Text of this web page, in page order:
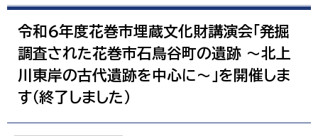
令和6年度花巻市埋蔵文化財講演会「発掘
調査された花巻市石鳥谷町の遺跡 ～北上
川東岸の古代遺跡を中心に～」を開催しま
す（終了しました）